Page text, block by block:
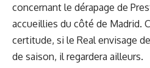
concernant le dérapage de
accueillies du côté de Madrid.
certitude, si le Real envisage
de saison, il regardera ailleurs.